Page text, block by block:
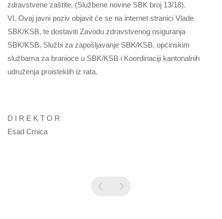
zdravstvene zaštite, (Službene novine SBK broj 13/18).
VI. Ovaj javni poziv objavit će se na internet stranici Vlade
SBK/KSB, te dostaviti Zavodu zdravstvenog osiguranja
SBK/KSB, Službi za zapošljavanje SBK/KSB, općinskim
službama za branioce u SBK/KSB i Koordinaciji kantonalnih
udruženja proisteklih iz rata.
D I R E K T O R
Esad Crnica